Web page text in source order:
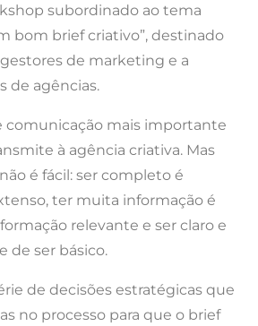
subordinado ao tema
bom brief criativo”, destinado
de marketing e a
de agências.
comunicação mais importante
à agência criativa. Mas
é fácil: ser completo é
ter muita informação é
relevante e ser claro e
de ser básico.
de decisões estratégicas que
no processo para que o brief